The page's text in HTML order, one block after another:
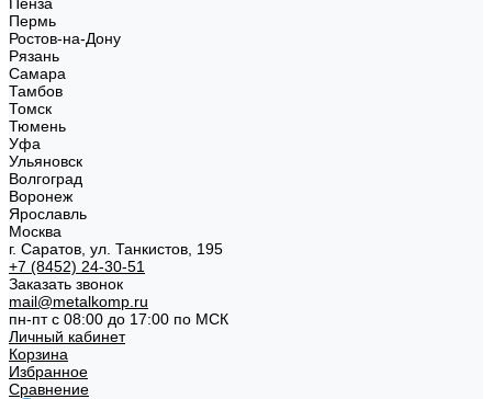
Пермь
Ростов-на-Дону
Рязань
Самара
Тамбов
Томск
Тюмень
Уфа
Ульяновск
Волгоград
Воронеж
Ярославль
Москва
г. Саратов, ул. Танкистов, 195
+7 (8452) 24-30-51
Заказать звонок
mail@metalkomp.ru
пн-пт с 08:00 до 17:00 по МСК
Личный кабинет
Корзина
Избранное
Сравнение